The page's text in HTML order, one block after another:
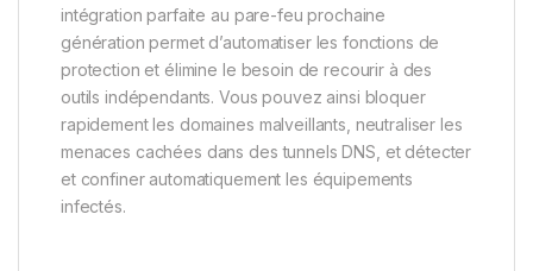
intégration parfaite au pare-feu prochaine
génération permet d’automatiser les fonctions de
protection et élimine le besoin de recourir à des
outils indépendants. Vous pouvez ainsi bloquer
rapidement les domaines malveillants, neutraliser les
menaces cachées dans des tunnels DNS, et détecter
et confiner automatiquement les équipements
infectés.